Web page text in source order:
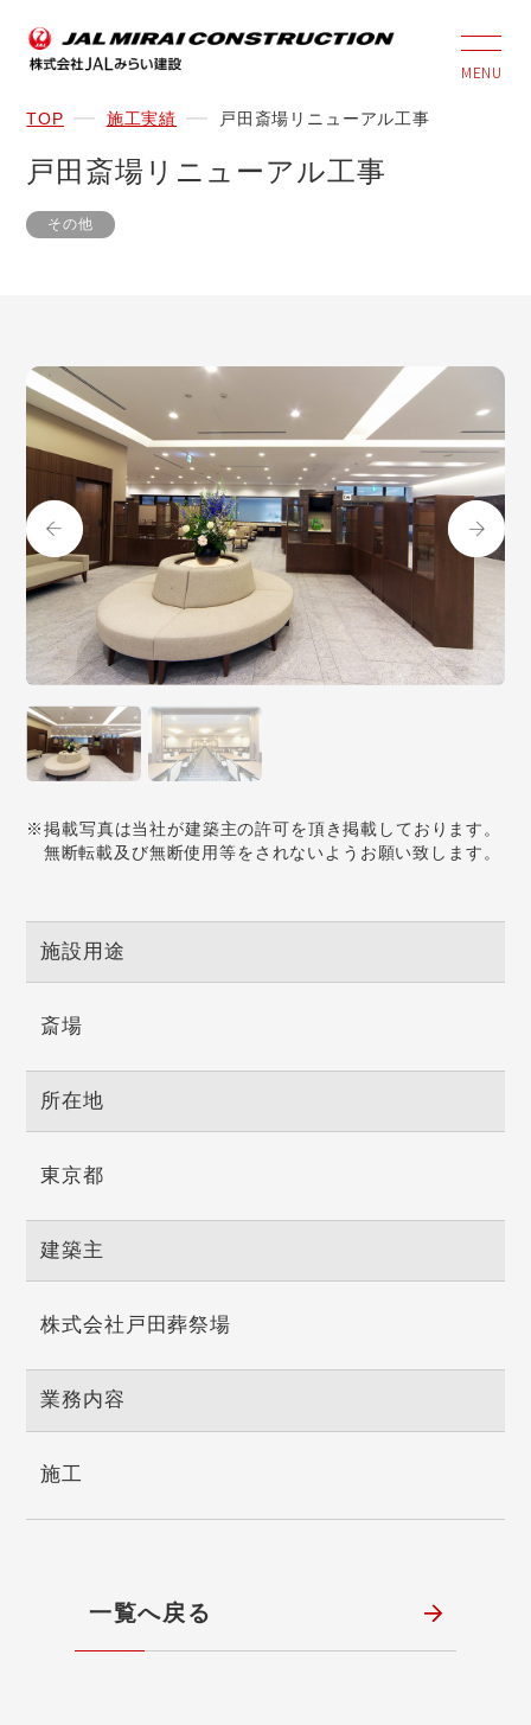
MENU
TOP 施工実績 戸田斎場リニューアル工事
戸田斎場リニューアル工事
その他
※掲載写真は当社が建築主の許可を頂き掲載しております。
無断転載及び無断使用等をされないようお願い致します。
施設用途
斎場
所在地
東京都
建築主
株式会社戸田葬祭場
業務内容
施工
一覧へ戻る